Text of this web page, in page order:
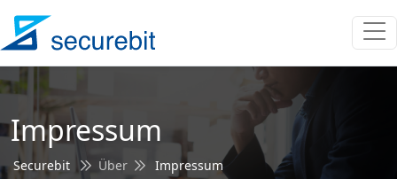
Impressum
Securebit Über Impressum